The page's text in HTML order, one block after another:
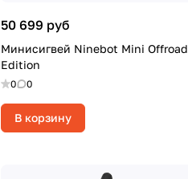
50 699 руб
Минисигвей Ninebot Mini Offroad
Edition
0 0
В корзину